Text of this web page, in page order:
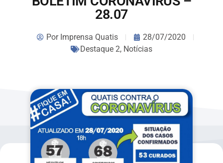
28.07
PorImprensa Quatis
28/07/2020
Destaque 2, Notícias